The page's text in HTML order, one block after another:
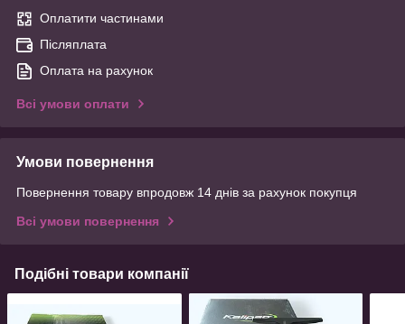
Оплатити частинами
Післяплата
Оплата на рахунок
Всі умови оплати
Умови повернення
Повернення товару впродовж 14 днів за рахунок покупця
Всі умови повернення
Подібні товари компанії